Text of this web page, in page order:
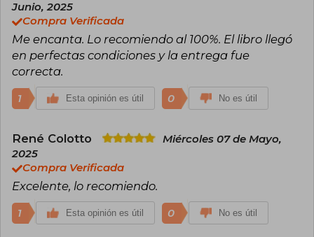
Junio, 2025
Compra Verificada
Me encanta. Lo recomiendo al 100%. El libro llegó
en perfectas condiciones y la entrega fue
correcta.
1 Esta opinión es útil 0 No es útil
René Colotto
Miércoles 07 de Mayo,
2025
Compra Verificada
Excelente, lo recomiendo.
1 Esta opinión es útil 0 No es útil